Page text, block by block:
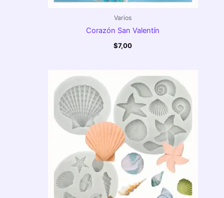
Varios
Corazón San Valentín
$7,00